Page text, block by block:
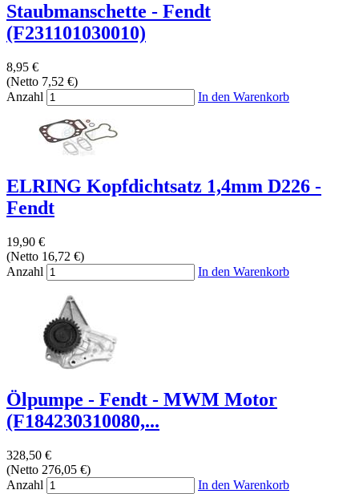
Staubmanschette - Fendt
(F231101030010)
8,95 €
(Netto 7,52 €)
Anzahl
In den Warenkorb
ELRING Kopfdichtsatz 1,4mm D226 -
Fendt
19,90 €
(Netto 16,72 €)
Anzahl
In den Warenkorb
Ölpumpe - Fendt - MWM Motor
(F184230310080,...
328,50 €
(Netto 276,05 €)
Anzahl
In den Warenkorb